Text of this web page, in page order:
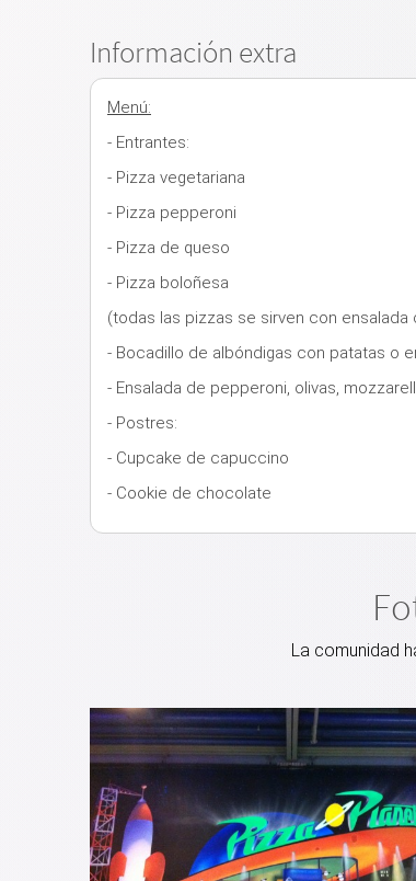
Información extra
Menú:
- Entrantes:
- Pizza vegetariana
- Pizza pepperoni
- Pizza de queso
- Pizza boloñesa
(todas las pizzas se sirven con ensalada
- Bocadillo de albóndigas con patatas o
- Ensalada de pepperoni, olivas,
- Postres:
- Cupcake de capuccino
- Cookie de chocolate
La comunidad